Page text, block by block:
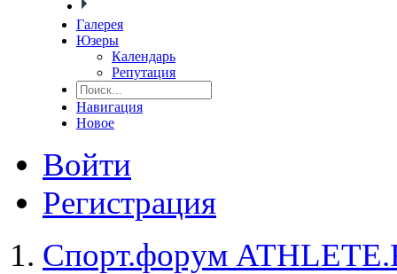
Галерея
Юзеры
Календарь
Репутация
Навигация
Новое
Войти
Регистрация
Спорт.форум